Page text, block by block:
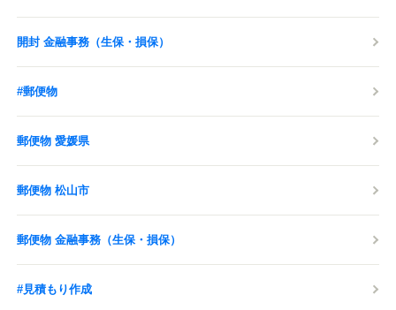
開封 金融事務（生保・損保）
#郵便物
郵便物 愛媛県
郵便物 松山市
郵便物 金融事務（生保・損保）
#見積もり作成